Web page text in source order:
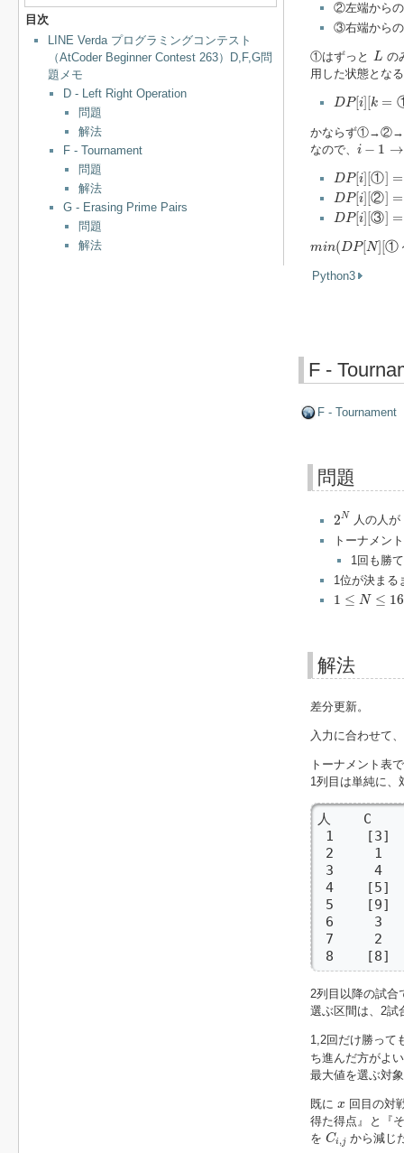
目次
LINE Verda プログラミングコンテスト
（AtCoder Beginner Contest 263）D,F,G問
題メモ
D - Left Right Operation
問題
解法
F - Tournament
問題
解法
G - Erasing Prime Pairs
問題
解法
②左端からの
③右端から
①はずっと L
L の
用した状態とな
DP[i [k =
DP[i][k= /
かならず①→②→③
なので、 i − 1 →
− →i
DP[i][①] =
DP[i][①]=
DP[i][②] =
DP[i][②]=
DP[i][③] =
DP[i][③]=
min(DP[N][①
n DP [N][①～
Python3
F -
F - Tournament
問題
2N
N
人の人
トーナメン
1回も勝
1位が決まる
1 ≤ N ≤ 16
1 N ≤16
解法
差分更新。
入力に合わせて
トーナメント表
1列目は単純に
人    C
1    [3]
2     1
3     4
4    [5]
5    [9]
6     3
7     2
8    [8]
2列目以降の試合
選ぶ区間は、2試
1,2回だけ勝って
ち進んだ方がよ
最大値を選ぶ対
既に x
x 回目の対
得た得点』と『
を Ci,j
Ci ,j から減じ